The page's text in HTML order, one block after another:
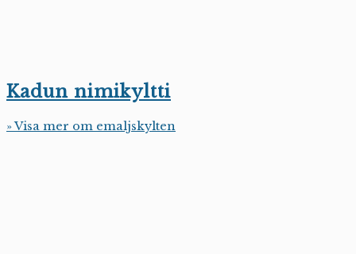
Kadun nimikyltti
» Visa mer om emaljskylten